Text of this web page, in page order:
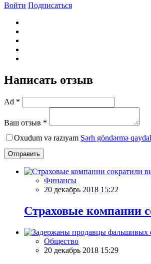
Войти Подписаться
Написать отзыв
Ad *
Ваш отзыв *
Oxudum və razıyam Şərh göndərmə
Отправить
Финансы
20 декабрь 2018 15:22
Страховые компании
Общество
20 декабрь 2018 15:29